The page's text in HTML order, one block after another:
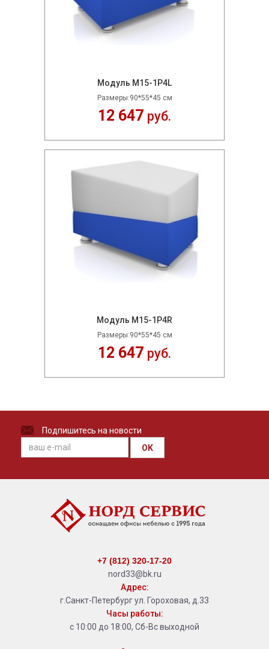
Модуль M15-1P4L
Размеры:90*55*45 см
12 647 руб.
Модуль M15-1P4R
Размеры:90*55*45 см
12 647 руб.
Подпишитесь на новости
OK
+7 (812) 320-17-20
nord33@bk.ru
Адрес:
г.Санкт-Петербург ул. Гороховая, д.33
Часы работы:
с 10:00 до 18:00, Сб-Вс выходной